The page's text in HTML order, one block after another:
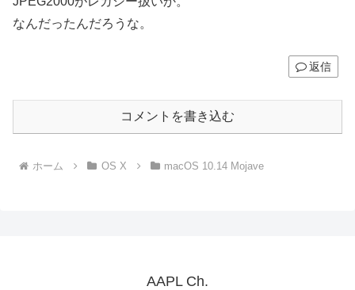
なんだったんだろうな。
返信
コメントを書き込む
ホーム OS X macOS 10.14 Mojave
AAPL Ch.